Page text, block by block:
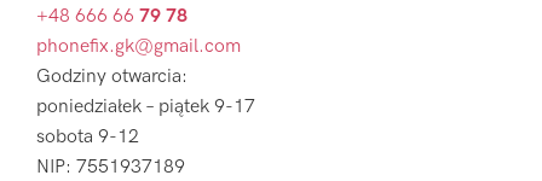
+48 666 66 79 78
phonefix.gk@gmail.com
Godziny otwarcia:
poniedziałek – piątek 9-17
sobota 9-12
NIP: 7551937189